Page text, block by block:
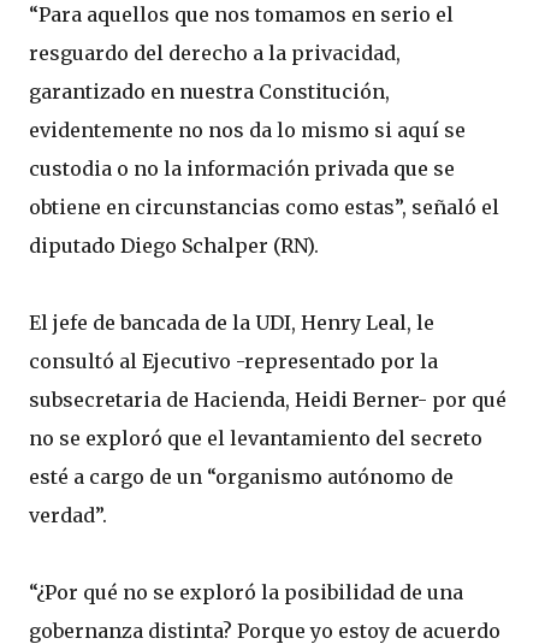
“Para aquellos que nos tomamos en serio el
resguardo del derecho a la privacidad,
garantizado en nuestra Constitución,
evidentemente no nos da lo mismo si aquí se
custodia o no la información privada que se
obtiene en circunstancias como estas”, señaló el
diputado Diego Schalper (RN).
El jefe de bancada de la UDI, Henry Leal, le
consultó al Ejecutivo -representado por la
subsecretaria de Hacienda, Heidi Berner- por qué
no se exploró que el levantamiento del secreto
esté a cargo de un “organismo autónomo de
verdad”.
“¿Por qué no se exploró la posibilidad de una
gobernanza distinta? Porque yo estoy de acuerdo